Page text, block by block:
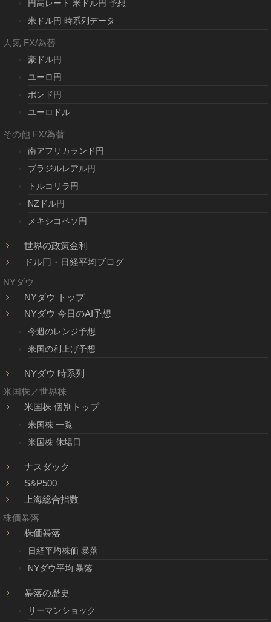
円高レート 米ドル円 予想
米ドル円 時系列データ
人気 FX/為替
豪ドル円
ユーロ円
ポンド円
ユーロドル
その他 FX/為替
南アフリカランド円
ブラジルレアル円
トルコリラ円
NZドル円
メキシコペソ円
世界の政策金利
ドル円・日経平均ブログ
NYダウ
NYダウ トップ
NYダウ 今日のAI予想
今週のレンジ予想
米国の利上げ予想
NYダウ 時系列
米国株／世界株
米国株 個別トップ
米国株 一覧
米国株 休場日
ナスダック
S&P500
上海総合指数
株価暴落
株価暴落
日経平均株価 暴落
NYダウ平均 暴落
暴落の歴史
リーマンショック